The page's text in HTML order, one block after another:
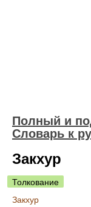
Полный и
Словарь к
Закхур
Толкование
Закхур